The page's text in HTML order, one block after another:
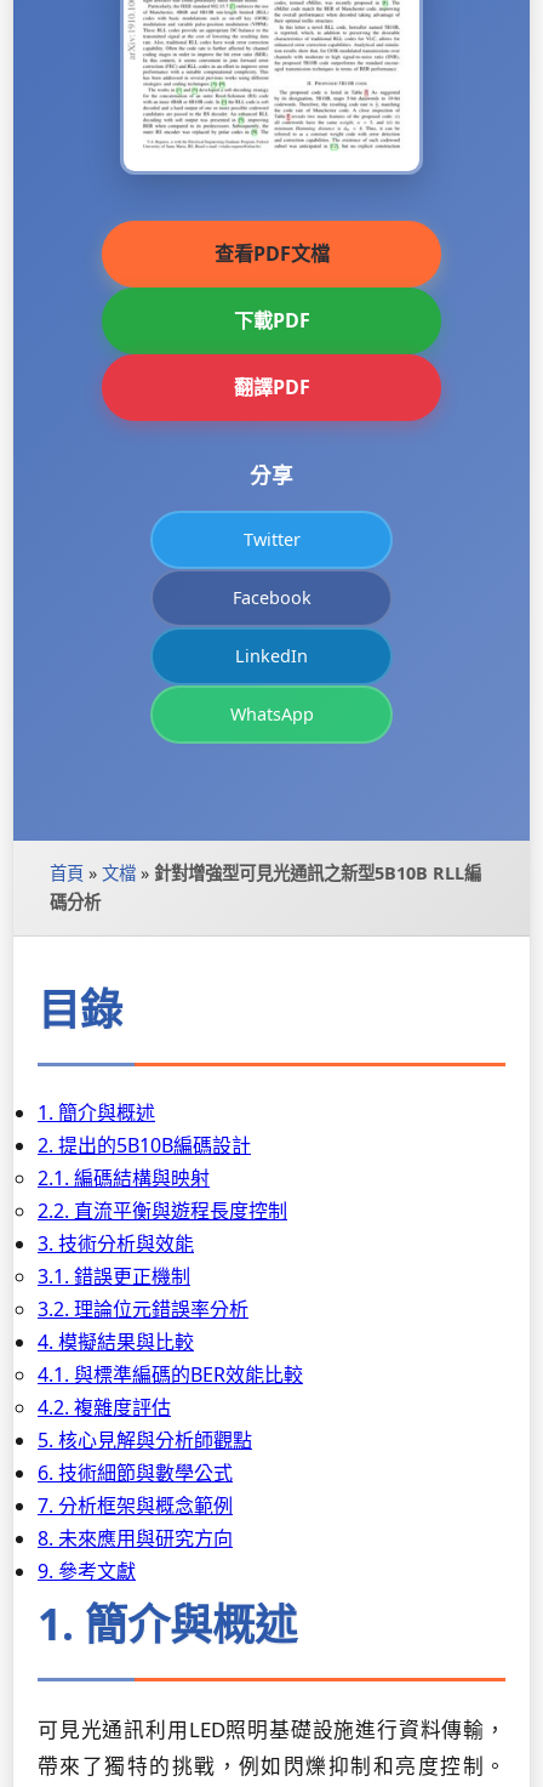
查看PDF文檔
下載PDF
翻譯PDF
分享
Twitter
Facebook
LinkedIn
WhatsApp
首頁 » 文檔 » 針對增強型可見光通訊之新型5B10B RLL編
碼分析
目錄
1. 簡介與概述
2. 提出的5B10B編碼設計
2.1. 編碼結構與映射
2.2. 直流平衡與遊程長度控制
3. 技術分析與效能
3.1. 錯誤更正機制
3.2. 理論位元錯誤率分析
4. 模擬結果與比較
4.1. 與標準編碼的BER效能比較
4.2. 複雜度評估
5. 核心見解與分析師觀點
6. 技術細節與數學公式
7. 分析框架與概念範例
8. 未來應用與研究方向
9. 參考文獻
1. 簡介與概述
可見光通訊利用LED照明基礎設施進行資料傳輸，
帶來了獨特的挑戰，例如閃爍抑制和亮度控制。